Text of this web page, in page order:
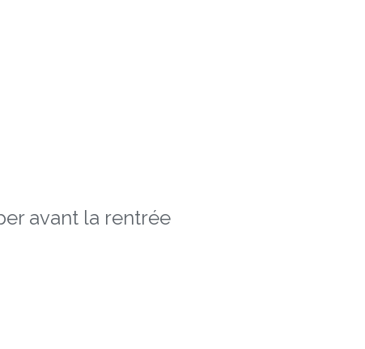
avant la rentrée